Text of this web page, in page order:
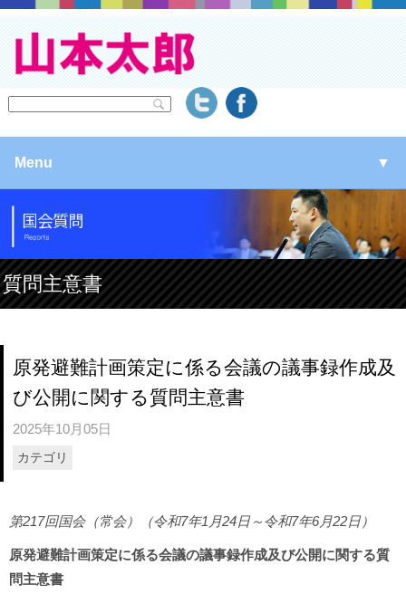
Menu ▼
▼
▼
▼
質問主意書
原発避難計画策定に係る会議の議事録作成及
び公開に関する質問主意書
2025年10月05日
カテゴリ
第217回国会（常会）（令和7年1月24日～令和7年6月22日）
原発避難計画策定に係る会議の議事録作成及び公開に関する質
問主意書